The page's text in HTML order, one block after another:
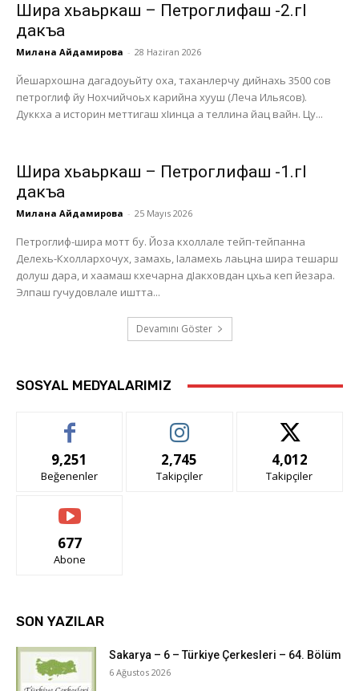
Шира хьаьркаш – Петроглифаш -2.гI
дакъа
Милана Айдамирова - 28 Haziran 2026
Йешархошна дагадоуьйту оха, таханлерчу дийнахь 3500 сов
петроглиф йу Нохчийчоьх карийна хууш (Леча Ильясов).
Дуккха а историн меттигаш хІинца а теллина йац вайн. Цу...
Шира хьаьркаш – Петроглифаш -1.гI
дакъа
Милана Айдамирова - 25 Mayıs 2026
Петроглиф-шира мотт бу. Йоза кхоллале тейп-тейпанна
Делехь-Кхоллархочух, замахь, Іаламехь лаьцна шира тешарш
долуш дара, и хаамаш кхечарна дІакховдан цхьа кеп йезара.
Элпаш гучудовлале иштта...
Devamını Göster
SOSYAL MEDYALARIMIZ
9,251
Beğenenler
2,745
Takipçiler
4,012
Takipçiler
677
Abone
SON YAZILAR
Sakarya – 6 – Türkiye Çerkesleri – 64. Bölüm
6 Ağustos 2026